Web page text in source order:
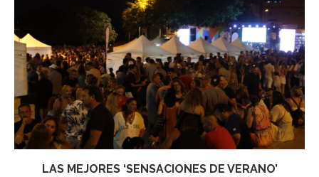
LAS MEJORES ‘SENSACIONES DE VERANO’